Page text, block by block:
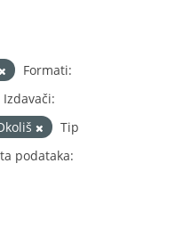
Formati:
Izdavači:
Tip
podataka: